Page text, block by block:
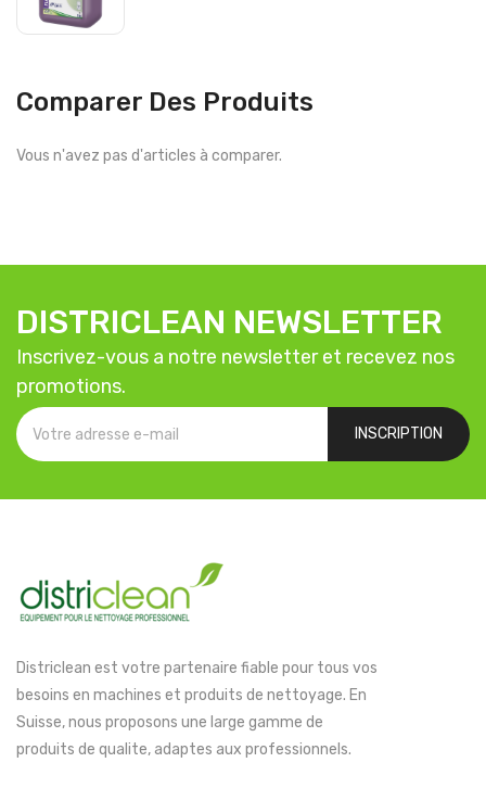
Comparer Des Produits
Vous n'avez pas d'articles à comparer.
DISTRICLEAN NEWSLETTER
Inscrivez-vous a notre newsletter et recevez nos
promotions.
INSCRIPTION
Districlean est votre partenaire fiable pour tous vos
besoins en machines et produits de nettoyage. En
Suisse, nous proposons une large gamme de
produits de qualite, adaptes aux professionnels.